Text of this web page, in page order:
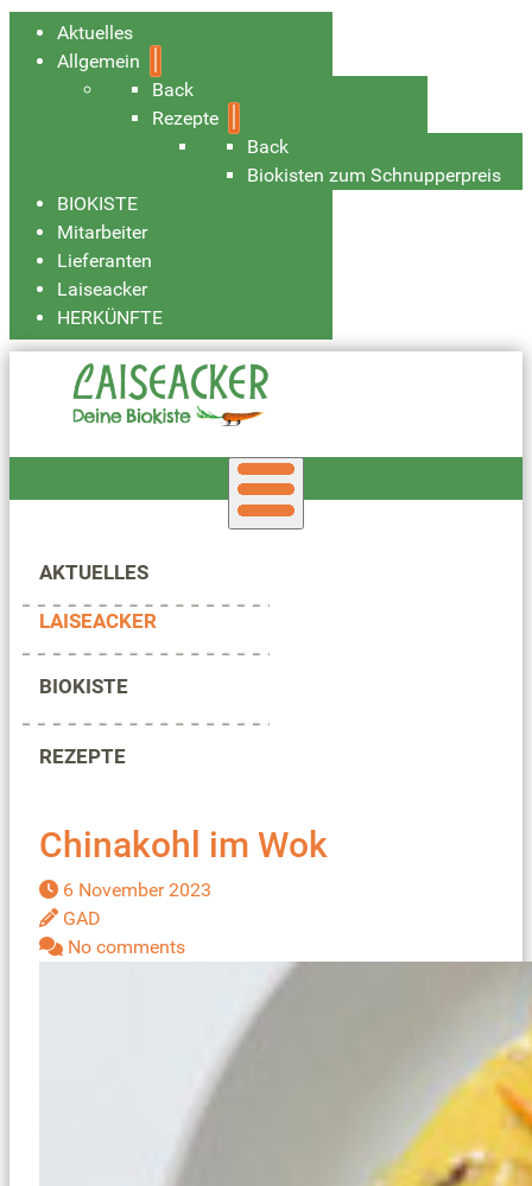
Aktuelles
Allgemein
Back
Rezepte
Back
Biokisten zum Schnupperpreis
BIOKISTE
Mitarbeiter
Lieferanten
Laiseacker
HERKÜNFTE
AKTUELLES
LAISEACKER
BIOKISTE
REZEPTE
Chinakohl im Wok
6 November 2023
GAD
No comments